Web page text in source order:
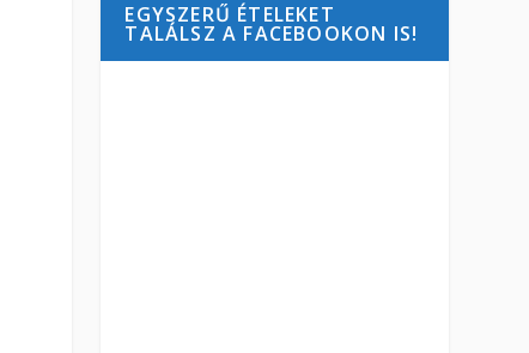
EGYSZERŰ ÉTELEKET
TALÁLSZ A FACEBOOKON IS!